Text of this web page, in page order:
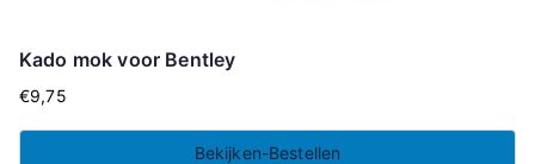
Kado mok voor Bentley
€9,75
Bekijken-Bestellen